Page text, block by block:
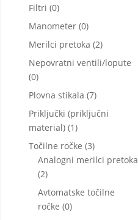
Filtri 00
izdelkov
Manometer 00
izdelkov
Merilci pretoka 22
izdelka
Nepovratni ventili/lopute
00
izdelkov
Plovna stikala 77
izdelkov
Priključki (priključni
material) 11
izdelek
Točilne ročke 33
izdelki
Analogni merilci pretoka
22
izdelka
Avtomatske točilne
ročke 00